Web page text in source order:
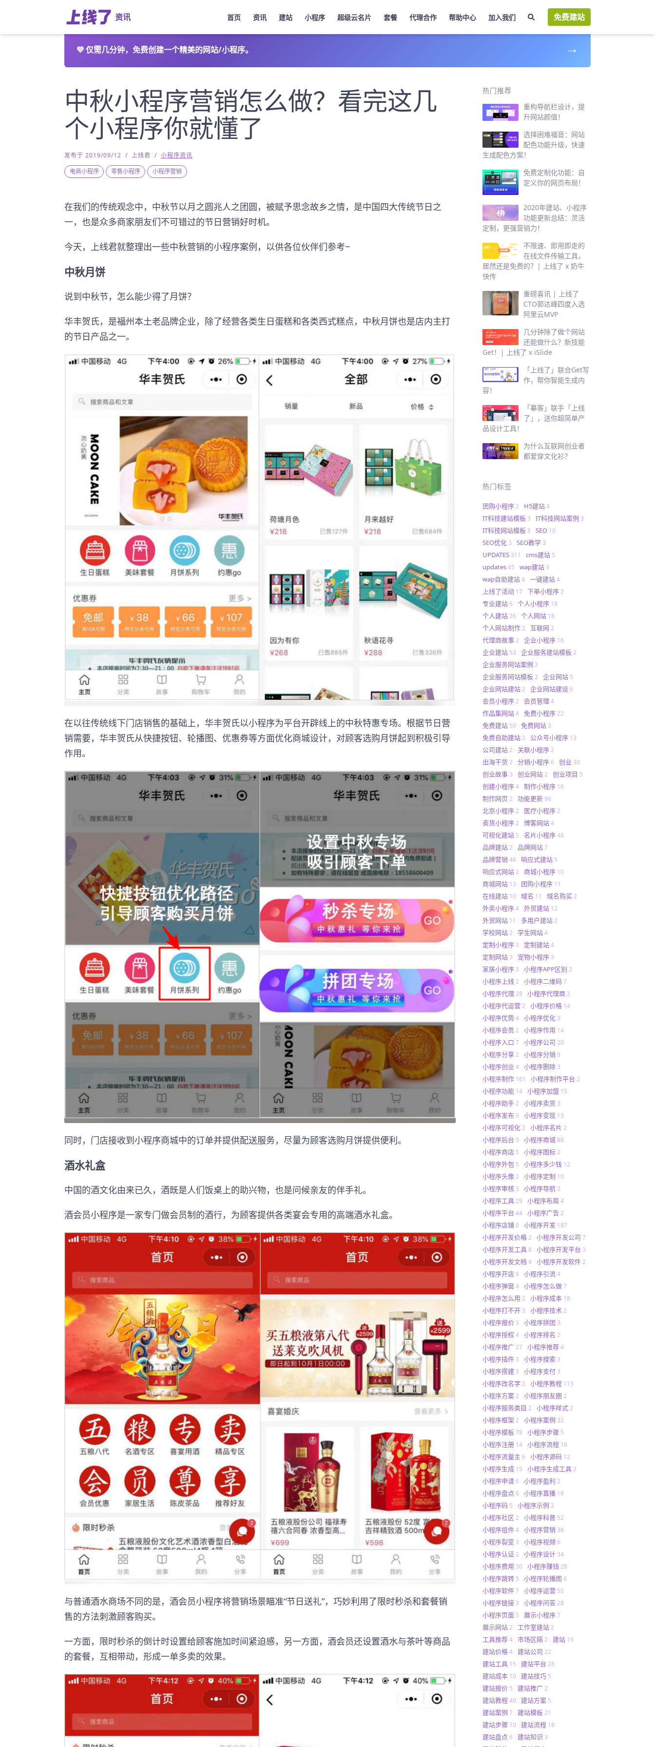
资讯 首页 资讯 建站 小程序 超级云名片 套餐 代理合作 帮助中心 加入我们 免费建站
💜仅需几分钟，免费创建一个精美的网站/小程序。 →
中秋小程序营销怎么做？看完这几
个小程序你就懂了
发布于 2019/09/12 / 上线君 / 小程序资讯
电商小程序
零售小程序 小程序营销
在我们的传统观念中，中秋节以月之圆兆人之团圆，被赋予思念故乡之情，是中国四大传统节日之
一，也是众多商家朋友们不可错过的节日营销好时机。
今天，上线君就整理出一些中秋营销的小程序案例，以供各位伙伴们参考~
中秋月饼
说到中秋节，怎么能少得了月饼？
华丰贺氏，是福州本土老品牌企业，除了经营各类生日蛋糕和各类西式糕点，中秋月饼也是店内主打
的节日产品之一。
在以往传统线下门店销售的基础上，华丰贺氏以小程序为平台开辟线上的中秋特惠专场。根据节日营
销需要，华丰贺氏从快捷按钮、轮播图、优惠券等方面优化商城设计，对顾客选购月饼起到积极引导
作用。
同时，门店接收到小程序商城中的订单并提供配送服务，尽量为顾客选购月饼提供便利。
酒水礼盒
中国的酒文化由来已久，酒既是人们饭桌上的助兴物，也是问候亲友的伴手礼。
酒会员小程序是一家专门做会员制的酒行，为顾客提供各类宴会专用的高端酒水礼盒。
与普通酒水商场不同的是，酒会员小程序将营销场景瞄准“节日送礼”，巧妙利用了限时秒杀和套餐销
售的方法刺激顾客购买。
一方面，限时秒杀的倒计时设置给顾客施加时间紧迫感，另一方面，酒会员还设置酒水与茶叶等商品
的套餐，互相带动，形成一单多卖的效果。
热门推荐
重构导航栏设计，提
升网站颜值！
选择困难福音：网站
配色功能升级，快速
生成配色方案！
免费定制化功能：自
定义你的网页布局！
2020年建站、小程序
功能更新总结：灵活
定制，更强营销力！
不限速、即用即走的
在线文件传输工具，
居然还是免费的？| 上线了 x 奶牛
快传
重磅喜讯 | 上线了
CTO郭达峰四度入选
阿里云MVP
几分钟除了做个网站
还能做什么？新技能
Get！| 上线了 x iSlide
「上线了」联合Get写
作，帮你智能生成内
容！
「摹客」联手「上线
了」，送你超简单产
品设计工具！
为什么互联网创业者
都爱穿文化衫？
热门标签
团购小程序 2 H5建站 4
IT科技建站模板 3 IT科技网站案例 3
IT科技网站模板 3 SEO 10
SEO优化 3 SEO教学 3
UPDATES 311 cms建站 5
updates 45 wap建站 3
wap自助建站 4 一键建站 4
上线了活动 17 下单小程序 2
专业建站 6 个人小程序 18
个人建站 26 个人网站 18
个人网站制作 2 互联网 2
代理商故事 2 企业小程序 16
企业建站 53 企业服务建站模板 2
企业服务网站案例 2
企业服务网站模板 2 企业网站 5
企业网站建站 2 企业网站建设 6
会员小程序 2 会员管理 4
作品集网站 4 免费小程序 22
免费建站 50 免费网站 3
免费自助建站 2 公众号小程序 13
公司建站 2 关联小程序 2
出海干货 2 分销小程序 6 创业 30
创业故事 3 创业网站 2 创业项目 5
创建小程序 4 制作小程序 16
制作网页 2 功能更新 96
北京小程序 2 医疗小程序 2
卖货小程序 2 博客网站 4
可视化建站 5 名片小程序 46
品牌建站 2 品牌网站 7
品牌营销 48 响应式建站 5
响应式网站 2 商城小程序 10
商城网站 13 团购小程序 11
在线建站 10 域名 11 域名购买 2
外卖小程序 4 外贸建站 12
外贸网站 11 多用户建站 2
学校网站 2 学生网站 4
定制小程序 3 定制建站 4
定制网站 3 宠物小程序 3
家居小程序 3 小程序APP区别 2
小程序上线 2 小程序二维码 7
小程序代理 28 小程序代理商 2
小程序代运营 2 小程序价格 14
小程序优势 4 小程序优化 3
小程序会员 2 小程序作用 14
小程序入口 7 小程序公司 20
小程序分享 2 小程序分销 8
小程序创业 4 小程序删除 3
小程序制作 161 小程序制作平台 2
小程序功能 14 小程序加盟 15
小程序助手 2 小程序卖货 3
小程序发布 9 小程序变现 13
小程序可视化 2 小程序名片 2
小程序后台 3 小程序商城 88
小程序商店 5 小程序图标 2
小程序外包 5 小程序多少钱 12
小程序头像 2 小程序定制 10
小程序审核 3 小程序导航 2
小程序工具 29 小程序布局 4
小程序平台 44 小程序广告 2
小程序店铺 8 小程序开发 187
小程序开发价格 2 小程序开发公司 7
小程序开发工具 8 小程序开发平台 3
小程序开发文档 4 小程序开发软件 2
小程序开店 9 小程序引流 4
小程序弹窗 4 小程序怎么做 7
小程序怎么用 2 小程序成本 18
小程序打不开 3 小程序技术 2
小程序报价 3 小程序拼团 3
小程序授权 4 小程序排名 2
小程序推广 27 小程序推荐 4
小程序插件 3 小程序搜索 3
小程序搭建 3 小程序支付 3
小程序改名字 2 小程序教程 113
小程序方案 2 小程序朋友圈 2
小程序服务类目 2 小程序样式 2
小程序框架 2 小程序案例 32
小程序模板 78 小程序步骤 5
小程序注册 14 小程序流程 18
小程序流量主 6 小程序源码 12
小程序生成 15 小程序生成工具 2
小程序申请 6 小程序盈利 2
小程序盘点 6 小程序直播 18
小程序码 5 小程序示例 2
小程序社区 2 小程序科普 52
小程序组件 4 小程序营销 38
小程序裂变 3 小程序视频 6
小程序认证 2 小程序设计 34
小程序费用 30 小程序赚钱 28
小程序跳转 5 小程序轮播图 6
小程序软件 7 小程序运营 55
小程序链接 3 小程序问答 28
小程序页面 5 展示小程序 7
展示网站 2 工作室建站 2
工具推荐 4 市场区隔 2 建站 19
建站价格 4 建站公司 22
建站工具 15 建站平台 28
建站成本 10 建站技巧 5
建站报价 5 建站推广 2
建站教程 40 建站方案 5
建站案例 7 建站模板 21
建站步骤 10 建站流程 18
建站盘点 6 建站知识 3